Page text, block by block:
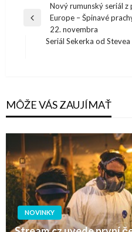
Navigácia
článku
Previous
Nový rumunský seriál z
Europe – Špinavé
22. novembra
Seriál Sekerka od
MÔŽE VÁS ZAUJÍMAŤ
NOVINKY